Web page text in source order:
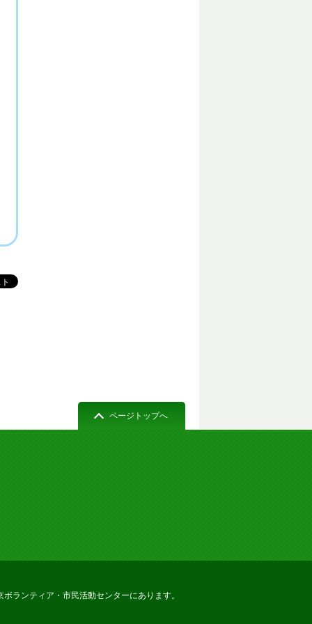
ページトップへ
ランティア・市民活動センターにあります。